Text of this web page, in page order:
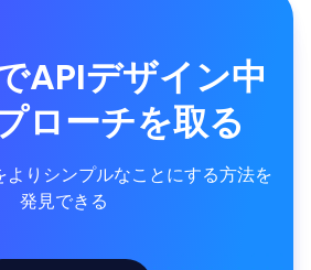
APIデザイン中
ローチを取る
よりシンプルなことにする方法を
発見できる